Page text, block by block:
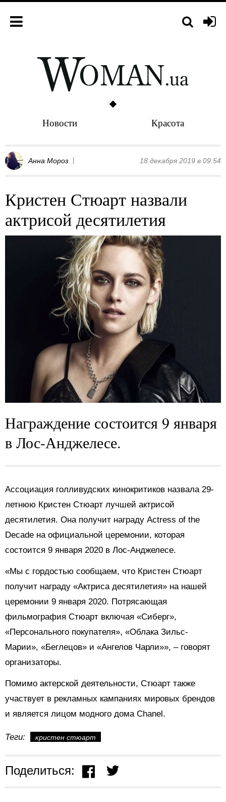
Новости Красота
Анна Мороз 18 декабря 2019 в 09:54
Кристен Стюарт назвали
актрисой десятилетия
Награждение состоится 9 января
в Лос-Анджелесе.
Ассоциация голливудских кинокритиков назвала 29-
летнюю Кристен Стюарт лучшей актрисой
десятилетия. Она получит награду Actress of the
Decade на официальной церемонии, которая
состоится 9 января 2020 в Лос-Анджелесе.
«Мы с гордостью сообщаем, что Кристен Стюарт
получит награду «Актриса десятилетия» на нашей
церемонии 9 января 2020. Потрясающая
фильмография Стюарт включая «Сиберг»,
«Персонального покупателя», «Облака Зильс-
Марии», «Беглецов» и «Ангелов Чарли»», – говорят
организаторы.
Помимо актерской деятельности, Стюарт также
участвует в рекламных кампаниях мировых брендов
и является лицом модного дома Chanel.
Теги: кристен стюарт
Поделиться: